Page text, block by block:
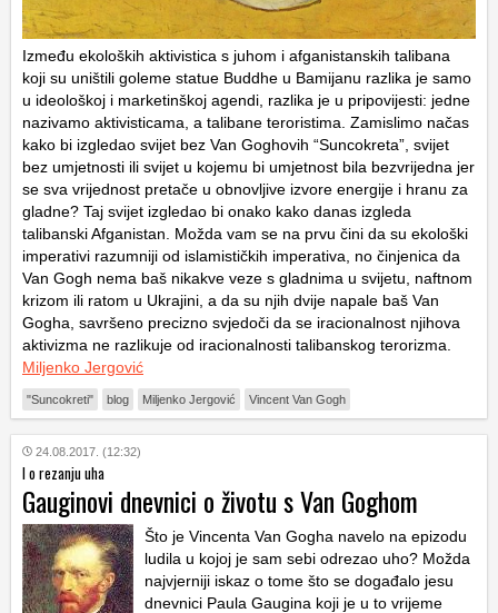
Između ekoloških aktivistica s juhom i afganistanskih talibana
koji su uništili goleme statue Buddhe u Bamijanu razlika je samo
u ideološkoj i marketinškoj agendi, razlika je u pripovijesti: jedne
nazivamo aktivisticama, a talibane teroristima. Zamislimo načas
kako bi izgledao svijet bez Van Goghovih “Suncokreta”, svijet
bez umjetnosti ili svijet u kojemu bi umjetnost bila bezvrijedna jer
se sva vrijednost pretače u obnovljive izvore energije i hranu za
gladne? Taj svijet izgledao bi onako kako danas izgleda
talibanski Afganistan. Možda vam se na prvu čini da su ekološki
imperativi razumniji od islamističkih imperativa, no činjenica da
Van Gogh nema baš nikakve veze s gladnima u svijetu, naftnom
krizom ili ratom u Ukrajini, a da su njih dvije napale baš Van
Gogha, savršeno precizno svjedoči da se iracionalnost njihova
aktivizma ne razlikuje od iracionalnosti talibanskog terorizma.
Miljenko Jergović
"Suncokreti" blog Miljenko Jergović Vincent Van Gogh
24.08.2017. (12:32)
I o rezanju uha
Gauginovi dnevnici o životu s Van Goghom
Što je Vincenta Van Gogha navelo na epizodu
ludila u kojoj je sam sebi odrezao uho? Možda
najvjerniji iskaz o tome što se događalo jesu
dnevnici Paula Gaugina koji je u to vrijeme